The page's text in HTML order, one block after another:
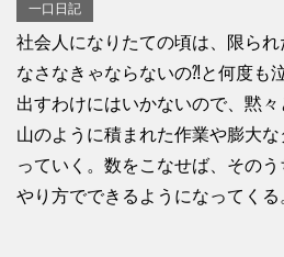
一口日記
社会人になりたての頃は、限ら
なさなきゃならないの⁈と何度も
出すわけにはいかないので、黙々
山のように積まれた作業や膨大
っていく。数をこなせば、その
やり方でできるようになってくる